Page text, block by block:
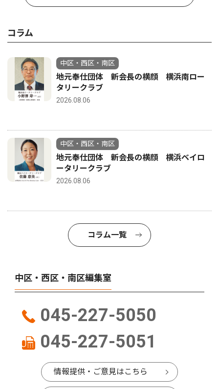
コラム
中区・西区・南区
地元奉仕団体 新会長の横顔 横浜南ロー
タリークラブ
2026.08.06
中区・西区・南区
地元奉仕団体 新会長の横顔 横浜ベイロ
ータリークラブ
2026.08.06
コラム一覧
中区・西区・南区編集室
045-227-5050
045-227-5051
情報提供・ご意見はこちら